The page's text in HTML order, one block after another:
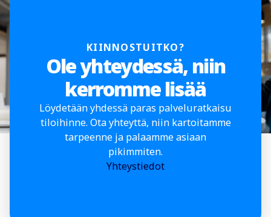
KIINNOSTUITKO?
Ole yhteydessä, niin
kerromme lisää
Löydetään yhdessä paras palveluratkaisu
tiloihinne. Ota yhteyttä, niin kartoitamme
tarpeenne ja palaamme asiaan
pikimmiten.
Yhteystiedot